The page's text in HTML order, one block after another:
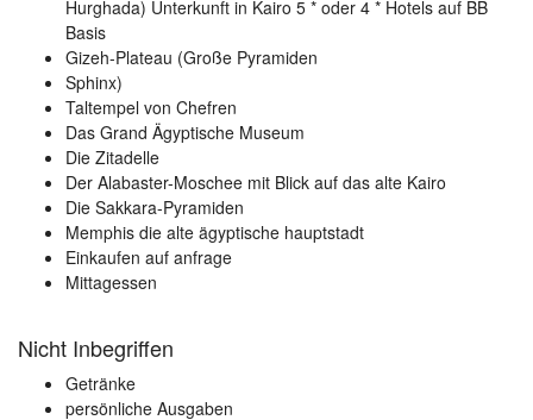
Hurghada) Unterkunft in Kairo 5 * oder 4 * Hotels auf BB
Basis
Gizeh-Plateau (Große Pyramiden
Sphinx)
Taltempel von Chefren
Das Grand Ägyptische Museum
Die Zitadelle
Der Alabaster-Moschee mit Blick auf das alte Kairo
Die Sakkara-Pyramiden
Memphis die alte ägyptische hauptstadt
Einkaufen auf anfrage
Mittagessen
Nicht Inbegriffen
Getränke
persönliche Ausgaben